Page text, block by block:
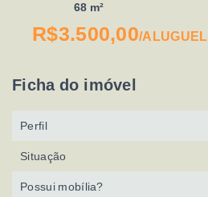
68 m²
R$3.500,00/ALUGUEL
Ficha do imóvel
Perfil
Situação
Possui mobília?